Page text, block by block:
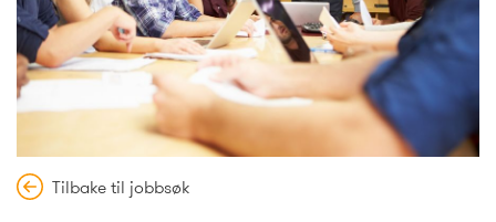
Tilbake til jobbsøk